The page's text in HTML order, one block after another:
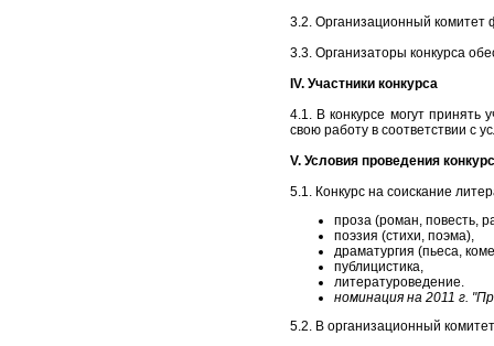
3.2. Организационный комитет
3.3. Организаторы конкурса
IV. Участники конкурса
4.1. В конкурсе могут принять
свою работу в соответствии с
V. Условия проведения
5.1. Конкурс на соискание
проза (роман, повесть,
поэзия (стихи, поэма),
драматургия (пьеса,
публицистика,
литературоведение.
номинация на 2011 г.
5.2. В организационный